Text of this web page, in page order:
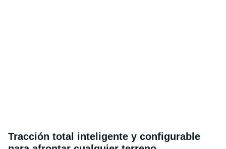
Tracción total inteligente y configurable